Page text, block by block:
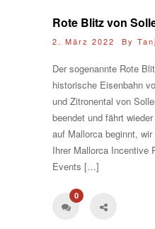
Rote Blitz von
2. März 2022 By
Der sogenannte Rote
historische Eisenbahn
und Zitronental von
beendet und fährt
auf Mallorca beginnt,
Ihrer Mallorca Incentive
Events […]
0